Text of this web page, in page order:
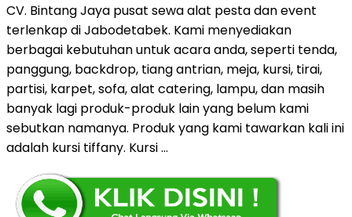
CV. Bintang Jaya pusat sewa alat pesta dan event
terlenkap di Jabodetabek. Kami menyediakan
berbagai kebutuhan untuk acara anda, seperti tenda,
panggung, backdrop, tiang antrian, meja, kursi, tirai,
partisi, karpet, sofa, alat catering, lampu, dan masih
banyak lagi produk-produk lain yang belum kami
sebutkan namanya. Produk yang kami tawarkan kali ini
adalah kursi tiffany. Kursi …